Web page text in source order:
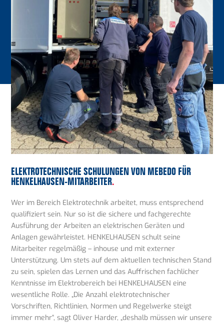
ELEKTROTECHNISCHE SCHULUNGEN VON MEBEDO FÜR
HENKELHAUSEN-MITARBEITER.
Wer im Bereich Elektrotechnik arbeitet, muss entsprechend
qualifiziert sein. Nur so ist die sichere und fachgerechte
Ausführung der Arbeiten an elektrischen Geräten und
Anlagen gewährleistet. HENKELHAUSEN schult seine
Mitarbeiter regelmäßig – inhouse und mit externer
Unterstützung. Um stets auf dem aktuellen technischen Stand
zu sein, spielen das Lernen und das Auffrischen fachlicher
Kenntnisse im Elektrobereich bei HENKELHAUSEN eine
wesentliche Rolle. „Die Anzahl elektrotechnischer
Vorschriften, Richtlinien, Normen und Regelwerke steigt
immer mehr“, sagt Oliver Harder, „deshalb müssen wir unsere